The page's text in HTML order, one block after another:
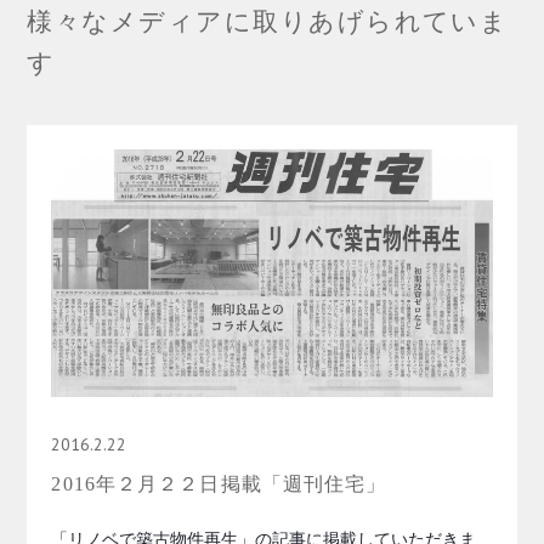
様々なメディアに取りあげられていま
す
2016.2.22
2016年２月２２日掲載「週刊住宅」
「リノベで築古物件再生」の記事に掲載していただきま